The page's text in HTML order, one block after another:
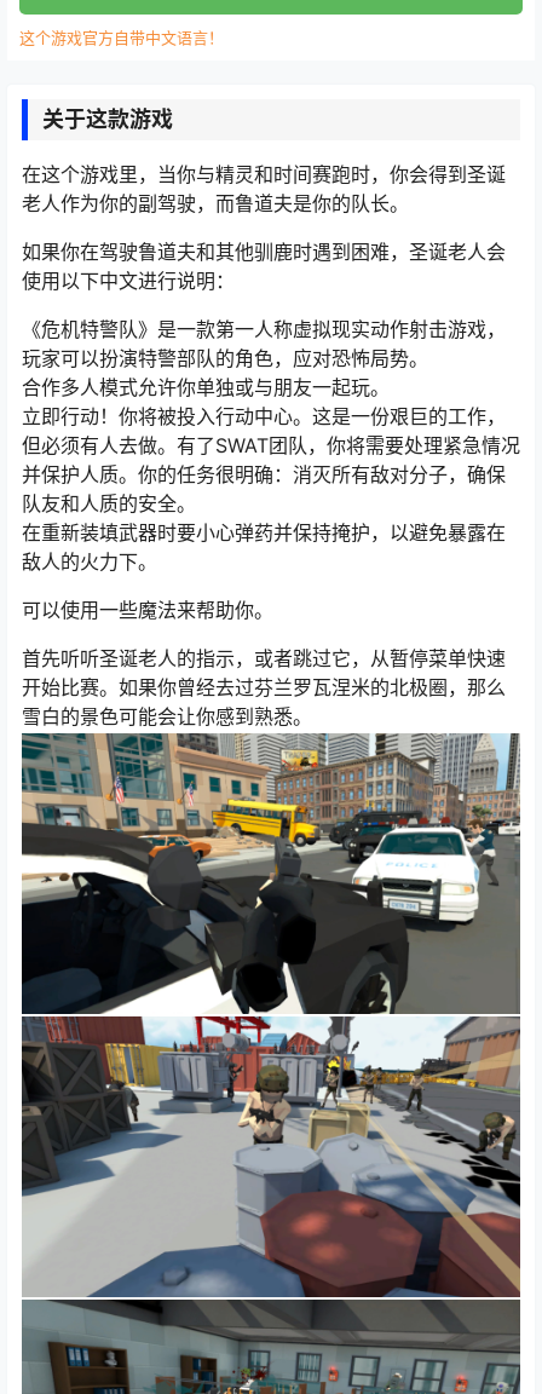
这个游戏官方自带中文语言！
关于这款游戏
在这个游戏里，当你与精灵和时间赛跑时，你会得到圣诞
老人作为你的副驾驶，而鲁道夫是你的队长。
如果你在驾驶鲁道夫和其他驯鹿时遇到困难，圣诞老人会
使用以下中文进行说明：
《危机特警队》是一款第一人称虚拟现实动作射击游戏，
玩家可以扮演特警部队的角色，应对恐怖局势。
合作多人模式允许你单独或与朋友一起玩。
立即行动！你将被投入行动中心。这是一份艰巨的工作，
但必须有人去做。有了SWAT团队，你将需要处理紧急情况
并保护人质。你的任务很明确：消灭所有敌对分子，确保
队友和人质的安全。
在重新装填武器时要小心弹药并保持掩护，以避免暴露在
敌人的火力下。
可以使用一些魔法来帮助你。
首先听听圣诞老人的指示，或者跳过它，从暂停菜单快速
开始比赛。如果你曾经去过芬兰罗瓦涅米的北极圈，那么
雪白的景色可能会让你感到熟悉。